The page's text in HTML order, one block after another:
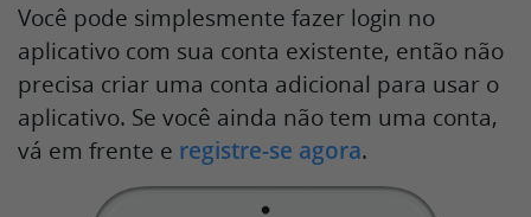
Você pode simplesmente fazer login no
aplicativo com sua conta existente, então não
precisa criar uma conta adicional para usar o
aplicativo. Se você ainda não tem uma conta,
vá em frente e registre-se agora.